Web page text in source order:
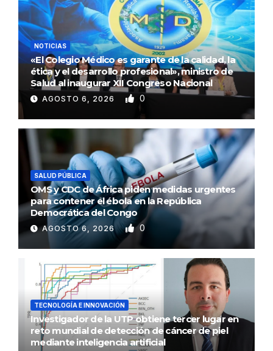
NOTICIAS
«El Colegio Médico es garante de la calidad, la
ética y el desarrollo profesional», ministro de
Salud al inaugurar XII Congreso Nacional
AGOSTO 6, 2026 0
SALUD PÚBLICA
OMS y CDC de África piden medidas urgentes
para contener el ébola en la República
Democrática del Congo
AGOSTO 6, 2026 0
TECNOLOGÍA E INNOVACIÓN
Investigador de la UTP obtiene tercer lugar en
reto mundial de detección de cáncer de piel
mediante inteligencia artificial